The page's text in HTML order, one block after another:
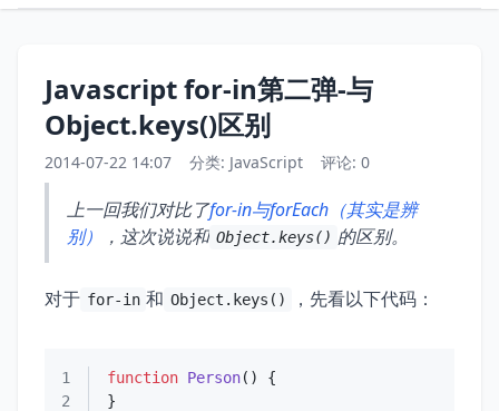
Javascript for-in第二弹-与
Object.keys()区别
2014-07-22 14:07 分类: JavaScript 评论: 0
上一回我们对比了for-in与forEach（其实是辨
别）
，这次说说和 Object.keys() 的区别。
对于 for-in 和 Object.keys() ，先看以下代码：
1 function Person(
2